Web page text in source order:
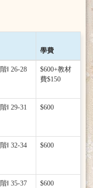
學費
Ⅰ 26-28
$600+教材
費$150
Ⅰ 29-31
$600
Ⅰ 32-34
$600
Ⅰ 35-37
$600